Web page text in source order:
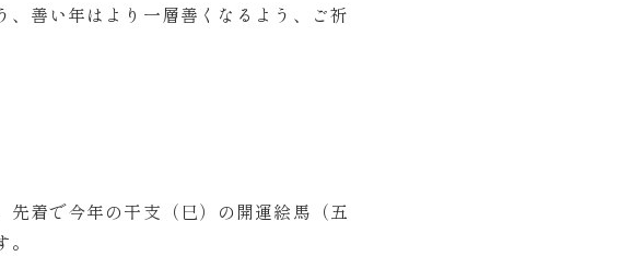
善い年はより一層善くなるよう、ご祈
着で今年の干支（巳）の開運絵馬（五